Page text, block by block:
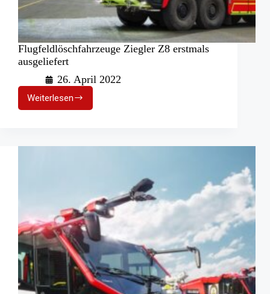
Flugfeldlöschfahrzeuge Ziegler Z8 erstmals
ausgeliefert
26. April 2022
WeiterlesenFlugfeldlöschfahrzeuge
Ziegler
ausgeliefert